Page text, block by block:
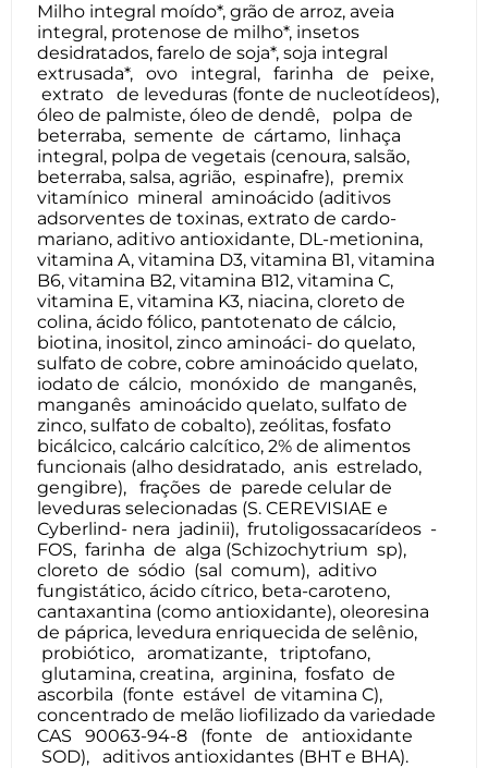
Milho integral moído*, grão de arroz, aveia
integral, protenose de milho*, insetos
desidratados, farelo de soja*, soja integral
extrusada*, ovo integral, farinha de peixe,
extrato de leveduras (fonte de nucleotídeos),
óleo de palmiste, óleo de dendê, polpa de
beterraba, semente de cártamo, linhaça
integral, polpa de vegetais (cenoura, salsão,
beterraba, salsa, agrião, espinafre), premix
vitamínico mineral aminoácido (aditivos
adsorventes de toxinas, extrato de cardo-
mariano, aditivo antioxidante, DL-metionina,
vitamina A, vitamina D3, vitamina B1, vitamina
B6, vitamina B2, vitamina B12, vitamina C,
vitamina E, vitamina K3, niacina, cloreto de
colina, ácido fólico, pantotenato de cálcio,
biotina, inositol, zinco aminoáci- do quelato,
sulfato de cobre, cobre aminoácido quelato,
iodato de cálcio, monóxido de manganês,
manganês aminoácido quelato, sulfato de
zinco, sulfato de cobalto), zeólitas, fosfato
bicálcico, calcário calcítico, 2% de alimentos
funcionais (alho desidratado, anis estrelado,
gengibre), frações de parede celular de
leveduras selecionadas (S. CEREVISIAE e
Cyberlind- nera jadinii), frutoligossacarídeos -
FOS, farinha de alga (Schizochytrium sp),
cloreto de sódio (sal comum), aditivo
fungistático, ácido cítrico, beta-caroteno,
cantaxantina (como antioxidante), oleoresina
de páprica, levedura enriquecida de selênio,
probiótico, aromatizante, triptofano,
glutamina, creatina, arginina, fosfato de
ascorbila (fonte estável de vitamina C),
concentrado de melão liofilizado da variedade
CAS 90063-94-8 (fonte de antioxidante
SOD), aditivos antioxidantes (BHT e BHA).